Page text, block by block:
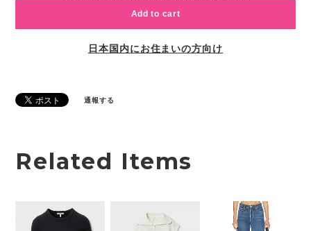
Add to cart
日本国内にお住まいの方向け
通報する
Related Items